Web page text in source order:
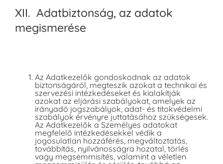
XII. Adatbiztonság, az adatok
megismerése
Az Adatkezelők gondoskodnak az adatok
biztonságáról, megteszik azokat a technikai és
szervezési intézkedéseket és kialakítják
azokat az eljárási szabályokat, amelyek az
irányadó jogszabályok, adat- és titokvédelmi
szabályok érvényre juttatásához szükségesek.
Az Adatkezelők a Személyes adatokat
megfelelő intézkedésekkel védik a
jogosulatlan hozzáférés, megváltoztatás,
továbbítás, nyilvánosságra hozatal, törlés
vagy megsemmisítés, valamint a véletlen